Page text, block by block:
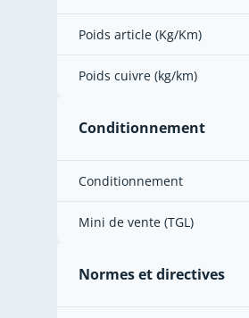
Poids article (Kg/Km)
Poids cuivre (kg/km)
Conditionnement
Conditionnement
Mini de vente (TGL)
Normes et directives